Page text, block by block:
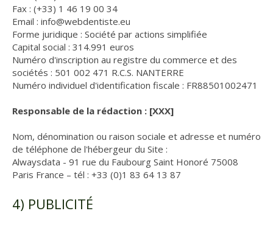
Fax : (+33) 1 46 19 00 34
Email : info@webdentiste.eu
Forme juridique : Société par actions simplifiée
Capital social : 314.991 euros
Numéro d'inscription au registre du commerce et des
sociétés : 501 002 471 R.C.S. NANTERRE
Numéro individuel d'identification fiscale : FR88501002471
Responsable de la rédaction : [XXX]
Nom, dénomination ou raison sociale et adresse et numéro
de téléphone de l'hébergeur du Site :
Alwaysdata - 91 rue du Faubourg Saint Honoré 75008
Paris France – tél : +33 (0)1 83 64 13 87
4) PUBLICITÉ